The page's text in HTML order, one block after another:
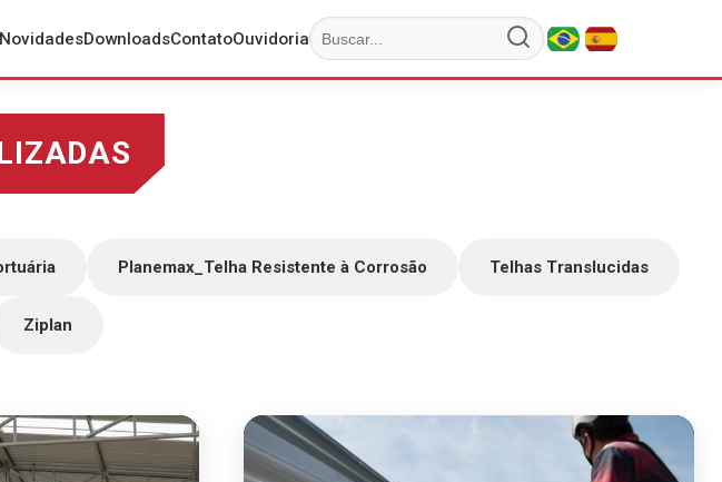
NovidadesDownloadsContatoOuvidoria
Planemax_Telha Resistente à Corrosão Telhas Translucidas
Ziplan